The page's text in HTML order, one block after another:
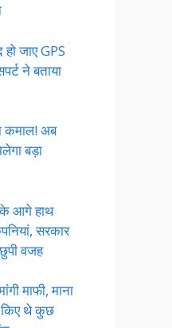
जाए GPS
ने बताया
कमाल! अब
बड़ा
के आगे हाथ
सरकार
वजह
माफी, माना
थे कुछ